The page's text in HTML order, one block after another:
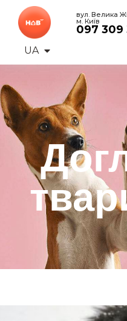
UA
EN
097 309
вул. Велика
м. Київ